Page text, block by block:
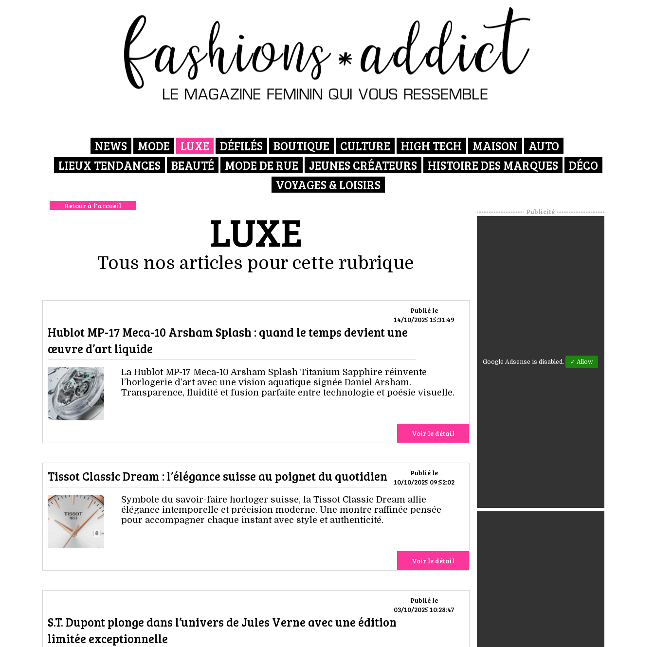
NEWS MODE LUXE DÉFILÉS BOUTIQUE CULTURE HIGH TECH MAISON
AUTO
LIEUX TENDANCES
BEAUTÉ MODE DE RUE JEUNES CRÉATEURS HISTOIRE DES MARQUES
DÉCO
VOYAGES & LOISIRS
Retour à l'accueil LUXE
Tous nos articles pour cette rubrique
Publié le
14/10/2025 15:31:49
Hublot MP-17 Meca-10 Arsham Splash : quand le temps devient une
œuvre d’art liquide
La Hublot MP-17 Meca-10 Arsham Splash Titanium Sapphire réinvente
l’horlogerie d’art avec une vision aquatique signée Daniel Arsham.
Transparence, fluidité et fusion parfaite entre technologie et poésie visuelle.
Voir le détail
Publié le
10/10/2025 09:52:02
Tissot Classic Dream : l’élégance suisse au poignet du quotidien
Symbole du savoir-faire horloger suisse, la Tissot Classic Dream allie
élégance intemporelle et précision moderne. Une montre raffinée pensée
pour accompagner chaque instant avec style et authenticité.
Voir le détail
Publié le
03/10/2025 10:28:47
S.T. Dupont plonge dans l’univers de Jules Verne avec une édition
limitée exceptionnelle
Publicité
Google Adsense is disabled. ✓ Allow